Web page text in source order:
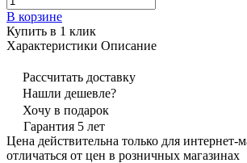
В корзине
Купить в 1 клик
Характеристики Описание
Рассчитать доставку
Нашли дешевле?
Хочу в подарок
Гарантия 5 лет
Цена действительна только для интернет-
отличаться от цен в розничных магазинах